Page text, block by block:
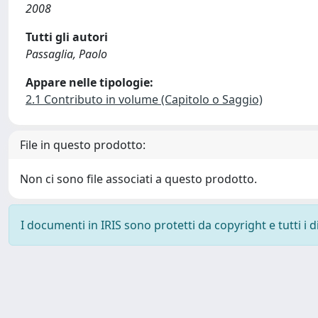
2008
Tutti gli autori
Passaglia, Paolo
Appare nelle tipologie:
2.1 Contributo in volume (Capitolo o Saggio)
File in questo prodotto:
Non ci sono file associati a questo prodotto.
I documenti in IRIS sono protetti da copyright e tutti i